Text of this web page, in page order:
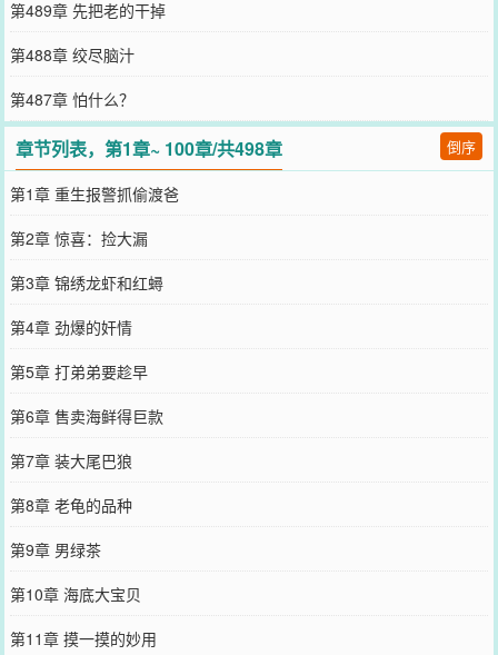
第489章 先把老的干掉
第488章 绞尽脑汁
第487章 怕什么？
章节列表，第1章~ 100章/共498章 倒序
第1章 重生报警抓偷渡爸
第2章 惊喜：捡大漏
第3章 锦绣龙虾和红蟳
第4章 劲爆的奸情
第5章 打弟弟要趁早
第6章 售卖海鲜得巨款
第7章 装大尾巴狼
第8章 老龟的品种
第9章 男绿茶
第10章 海底大宝贝
第11章 摸一摸的妙用